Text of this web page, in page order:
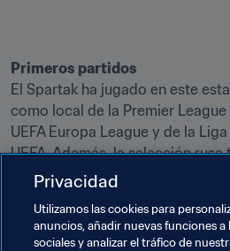
Primeros partidos
El Spartak ha jugado en este
como local de la Premier
UEFA Europa League y de la
UEFA. Además, la selección
aquí algunos partidos oficiales y
cuatro partidos de la Copa FIFA
pasado.
Privacidad
Utilizamos las cookies para
anuncios, añadir nuevas funciones a
sociales y analizar el tráfico de